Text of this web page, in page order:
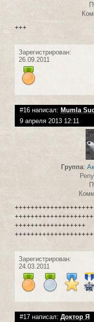
+++
Зарегистрирован:
26.09.2011
#16 написал: Mumla
9 апреля 2013 12:11
Группа:
++++++++++++++++++
Зарегистрирован:
24.03.2011
#17 написал: Доктор Я